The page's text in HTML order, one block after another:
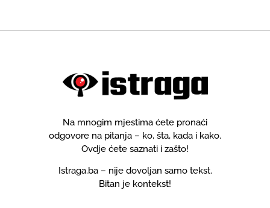
Na mnogim mjestima ćete pronaći
odgovore na pitanja – ko, šta, kada i kako.
Ovdje ćete saznati i zašto!
Istraga.ba – nije dovoljan samo tekst.
Bitan je kontekst!